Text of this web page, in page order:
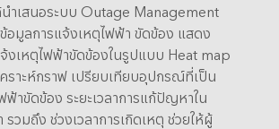
ำเสนอระบบ Outage Management
อมูลการแจ้งเหตุไฟฟ้า ขัดข้อง แสดง
งเหตุไฟฟ้าขัดข้องในรูปแบบ Heat map
คราะห์กราฟ เปรียบเทียบอุปกรณ์ที่เป็น
ฟ้าขัดข้อง ระยะเวลาการแก้ปัญหาใน
รวมถึง ช่วงเวลาการเกิดเหตุ ช่วยให้ผู้